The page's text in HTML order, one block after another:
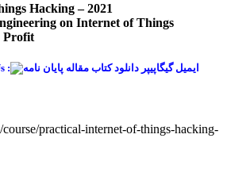
Hacking – 2021
on Internet of Things
Profit
:
practical-internet-of-things-hacking-